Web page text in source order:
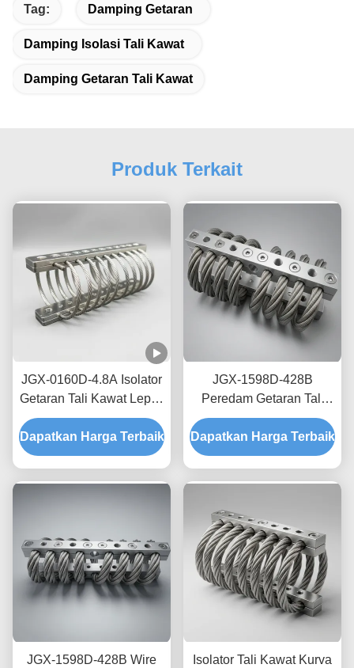
Tag: Damping Getaran
Damping Isolasi Tali Kawat
Damping Getaran Tali Kawat
Produk Terkait
JGX-0160D-4.8A Isolator
Getaran Tali Kawat Lepas
Pantai Laut Bebas
Perawatan Shock Mount
Baja Tahan Karat
Dapatkan Harga Terbaik
JGX-1598D-428B
Peredam Getaran Tali
Kawat Tanpa Creep,
Gesekan Bebas Oli,
Peredam untuk
Dapatkan Harga Terbaik
JGX-1598D-428B Wire
Isolator Tali Kawat Kurva